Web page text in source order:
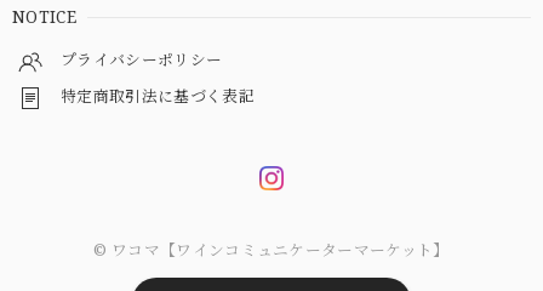
NOTICE
プライバシーポリシー
特定商取引法に基づく表記
© ワコマ【ワインコミュニケーターマーケット】